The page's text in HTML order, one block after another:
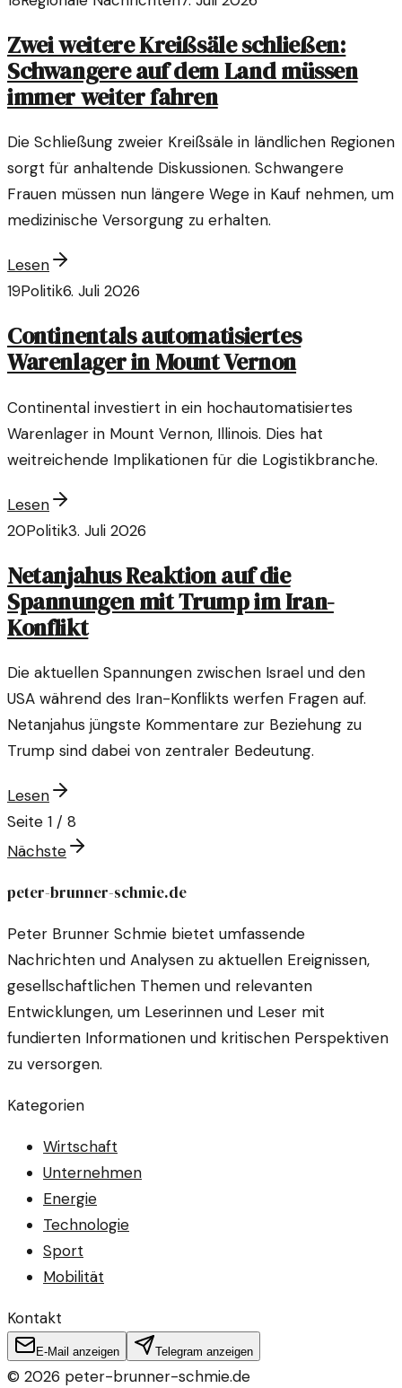
Zwei weitere Kreißsäle schließen:
Schwangere auf dem Land müssen
immer weiter fahren
Die Schließung zweier Kreißsäle in ländlichen Regionen
sorgt für anhaltende Diskussionen. Schwangere
Frauen müssen nun längere Wege in Kauf nehmen, um
medizinische Versorgung zu erhalten.
Lesen
19Politik6. Juli 2026
Continentals automatisiertes
Warenlager in Mount Vernon
Continental investiert in ein hochautomatisiertes
Warenlager in Mount Vernon, Illinois. Dies hat
weitreichende Implikationen für die Logistikbranche.
Lesen
20Politik3. Juli 2026
Netanjahus Reaktion auf die
Spannungen mit Trump im Iran-
Konflikt
Die aktuellen Spannungen zwischen Israel und den
USA während des Iran-Konflikts werfen Fragen auf.
Netanjahus jüngste Kommentare zur Beziehung zu
Trump sind dabei von zentraler Bedeutung.
Lesen
Seite 1 / 8
Nächste
peter-brunner-schmie.de
Peter Brunner Schmie bietet umfassende
Nachrichten und Analysen zu aktuellen Ereignissen,
gesellschaftlichen Themen und relevanten
Entwicklungen, um Leserinnen und Leser mit
fundierten Informationen und kritischen Perspektiven
zu versorgen.
Kategorien
Wirtschaft
Unternehmen
Energie
Technologie
Sport
Mobilität
Kontakt
E-Mail anzeigen Telegram anzeigen
© 2026 peter-brunner-schmie.de